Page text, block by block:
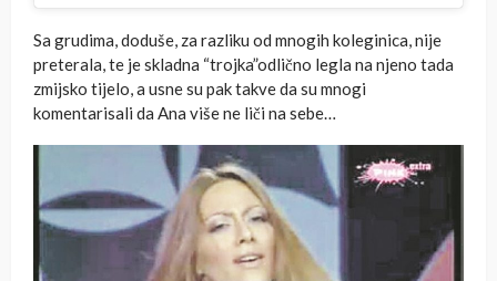
Sa grudima, doduše, za razliku od mnogih koleginica, nije
preterala, te je skladna “trojka”odlično legla na njeno tada
zmijsko tijelo, a usne su pak takve da su mnogi
komentarisali da Ana više ne liči na sebe…